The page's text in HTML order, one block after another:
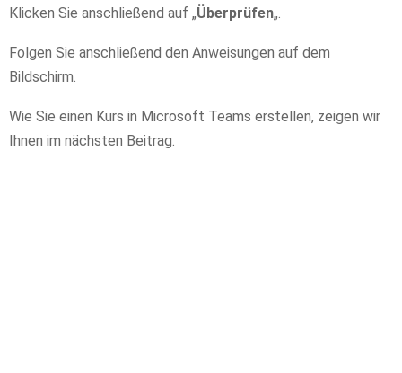
Klicken Sie anschließend auf „Überprüfen„.
Folgen Sie anschließend den Anweisungen auf dem
Bildschirm.
Wie Sie einen Kurs in Microsoft Teams erstellen, zeigen wir
Ihnen im nächsten Beitrag.